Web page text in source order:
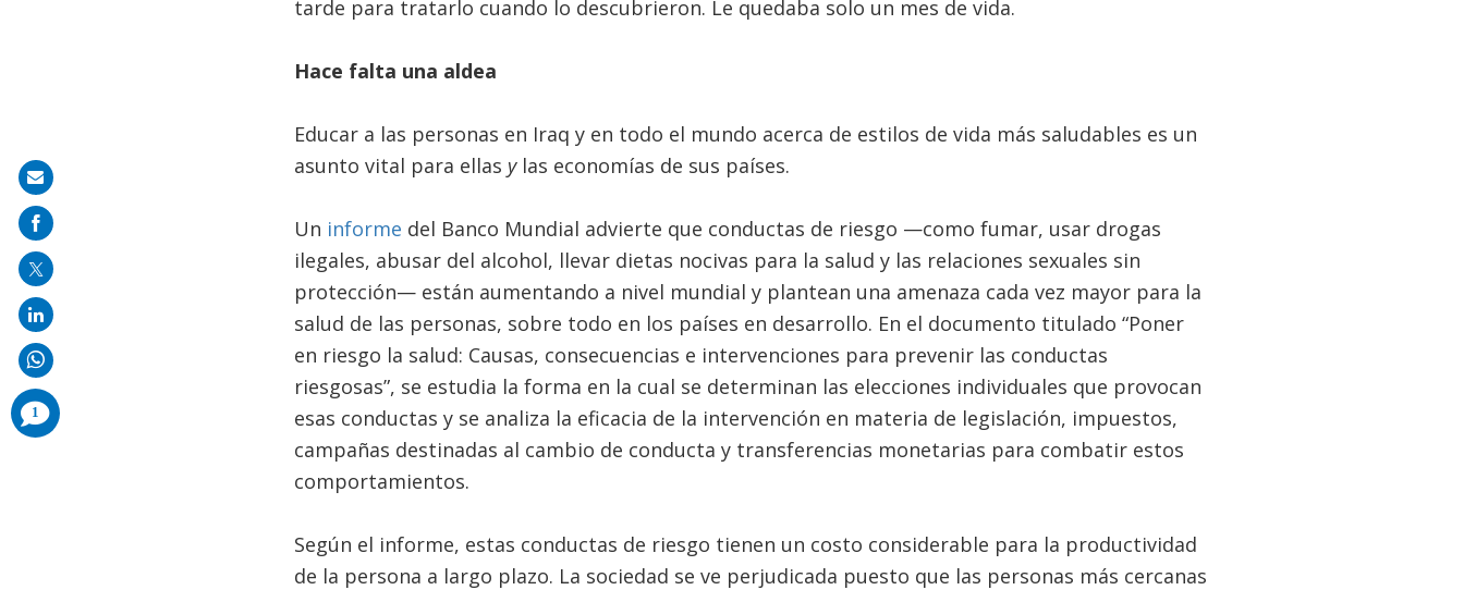
tarde para tratarlo cuando lo descubrieron. Le quedaba solo un mes de vida.
Hace falta una aldea
Educar a las personas en Iraq y en todo el mundo acerca de estilos de vida más saludables es un
asunto vital para ellas ylas economías de sus países.
Un informe del Banco Mundial advierte que conductas de riesgo —como fumar, usar drogas
ilegales, abusar del alcohol, llevar dietas nocivas para la salud y las relaciones sexuales sin
protección— están aumentando a nivel mundial y plantean una amenaza cada vez mayor para la
salud de las personas, sobre todo en los países en desarrollo. En el documento titulado “Poner
en riesgo la salud: Causas, consecuencias e intervenciones para prevenir las conductas
riesgosas”, se estudia la forma en la cual se determinan las elecciones individuales que provocan
esas conductas y se analiza la eficacia de la intervención en materia de legislación, impuestos,
campañas destinadas al cambio de conducta y transferencias monetarias para combatir estos
comportamientos.
Según el informe, estas conductas de riesgo tienen un costo considerable para la productividad
de la persona a largo plazo. La sociedad se ve perjudicada puesto que las personas más cercanas
Share
on
mail
1
comments
added